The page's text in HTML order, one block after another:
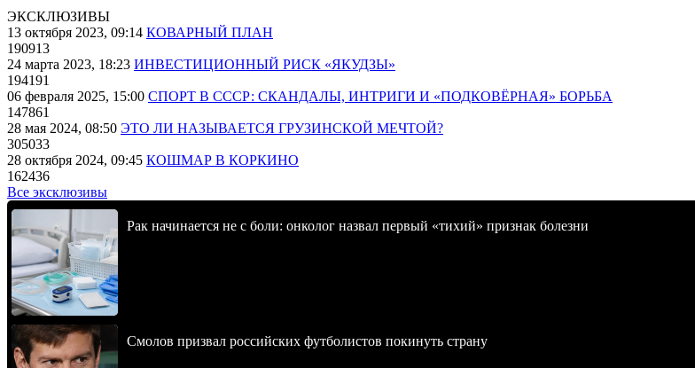
ЭКСКЛЮЗИВЫ
13 октября 2023, 09:14 КОВАРНЫЙ ПЛАН
190913
24 марта 2023, 18:23 ИНВЕСТИЦИОННЫЙ РИСК «ЯКУДЗЫ»
194191
06 февраля 2025, 15:00 СПОРТ В СССР: СКАНДАЛЫ, ИНТРИГИ И «ПОДКОВЁРНАЯ» БОРЬБА
147861
28 мая 2024, 08:50 ЭТО ЛИ НАЗЫВАЕТСЯ ГРУЗИНСКОЙ МЕЧТОЙ?
305033
28 октября 2024, 09:45 КОШМАР В КОРКИНО
162436
Все эксклюзивы
Рак начинается не с боли: онколог назвал первый «тихий» признак болезни
Смолов призвал российских футболистов покинуть страну